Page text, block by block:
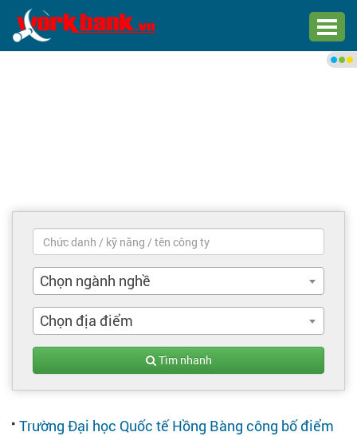
Trang chủ
Việc làm mới nhất
Tìm việc làm
Chọn ngành nghề
Chọn địa điểm
Tìm nhanh
Trường Đại học Quốc tế Hồng Bàng công bố điểm